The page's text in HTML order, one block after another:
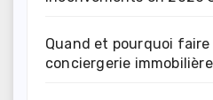
Quand et pourquoi faire
conciergerie